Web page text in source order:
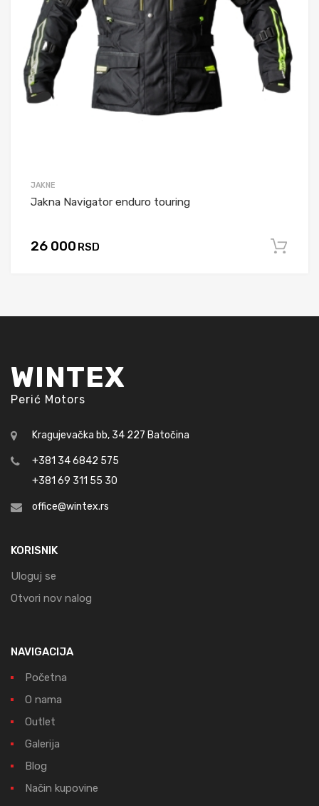
JAKNE
Jakna Navigator enduro touring
26 000RSD
WINTEX
Perić Motors
Kragujevačka bb, 34 227 Batočina
+381 34 6842 575
+381 69 311 55 30
office@wintex.rs
KORISNIK
Uloguj se
Otvori nov nalog
NAVIGACIJA
Početna
O nama
Outlet
Galerija
Blog
Način kupovine